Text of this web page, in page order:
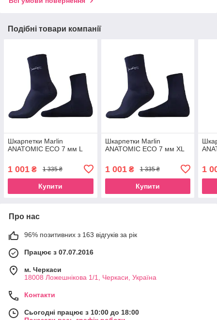
Подібні товари компанії
Шкарпетки Marlin
ANATOMIC ECO 7 мм L
1 001 ₴ 1 335 ₴
Купити
Шкарпетки Marlin
ANATOMIC ECO 7 мм XL
1 001₴ 1 335 ₴
Купити
1
Про нас
96% позитивних з 163 відгуків за рік
Працює з 07.07.2016
м. Черкаси
18008 Ложешнікова 1/1, Черкаси, Україна
Контакти
Сьогодні працює з 10:00 до 18:00